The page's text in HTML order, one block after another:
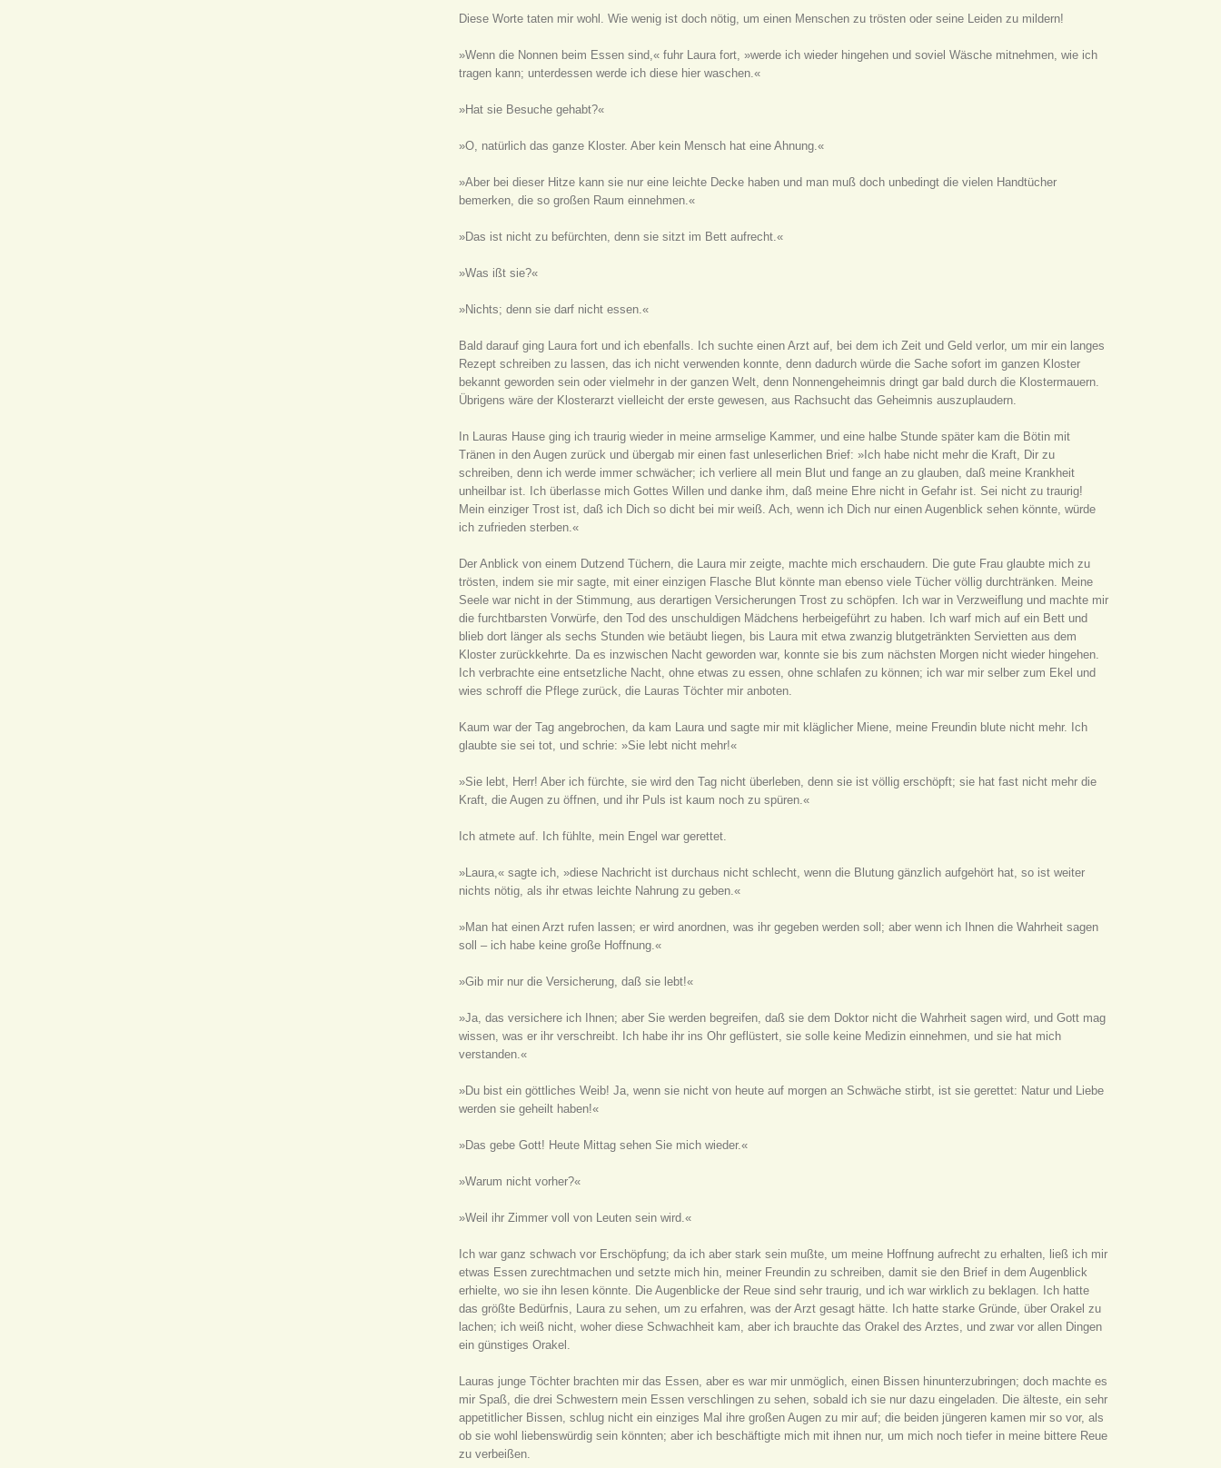
Diese Worte taten mir wohl. Wie wenig ist doch nötig, um einen Menschen zu trösten oder seine Leiden zu mildern!
»Wenn die Nonnen beim Essen sind,« fuhr Laura fort, »werde ich wieder hingehen und soviel Wäsche mitnehmen, wie ich
tragen kann; unterdessen werde ich diese hier waschen.«
»Hat sie Besuche gehabt?«
»O, natürlich das ganze Kloster. Aber kein Mensch hat eine Ahnung.«
»Aber bei dieser Hitze kann sie nur eine leichte Decke haben und man muß doch unbedingt die vielen Handtücher
bemerken, die so großen Raum einnehmen.«
»Das ist nicht zu befürchten, denn sie sitzt im Bett aufrecht.«
»Was ißt sie?«
»Nichts; denn sie darf nicht essen.«
Bald darauf ging Laura fort und ich ebenfalls. Ich suchte einen Arzt auf, bei dem ich Zeit und Geld verlor, um mir ein langes
Rezept schreiben zu lassen, das ich nicht verwenden konnte, denn dadurch würde die Sache sofort im ganzen Kloster
bekannt geworden sein oder vielmehr in der ganzen Welt, denn Nonnengeheimnis dringt gar bald durch die Klostermauern.
Übrigens wäre der Klosterarzt vielleicht der erste gewesen, aus Rachsucht das Geheimnis auszuplaudern.
In Lauras Hause ging ich traurig wieder in meine armselige Kammer, und eine halbe Stunde später kam die Bötin mit
Tränen in den Augen zurück und übergab mir einen fast unleserlichen Brief: »Ich habe nicht mehr die Kraft, Dir zu
schreiben, denn ich werde immer schwächer; ich verliere all mein Blut und fange an zu glauben, daß meine Krankheit
unheilbar ist. Ich überlasse mich Gottes Willen und danke ihm, daß meine Ehre nicht in Gefahr ist. Sei nicht zu traurig!
Mein einziger Trost ist, daß ich Dich so dicht bei mir weiß. Ach, wenn ich Dich nur einen Augenblick sehen könnte, würde
ich zufrieden sterben.«
Der Anblick von einem Dutzend Tüchern, die Laura mir zeigte, machte mich erschaudern. Die gute Frau glaubte mich zu
trösten, indem sie mir sagte, mit einer einzigen Flasche Blut könnte man ebenso viele Tücher völlig durchtränken. Meine
Seele war nicht in der Stimmung, aus derartigen Versicherungen Trost zu schöpfen. Ich war in Verzweiflung und machte mir
die furchtbarsten Vorwürfe, den Tod des unschuldigen Mädchens herbeigeführt zu haben. Ich warf mich auf ein Bett und
blieb dort länger als sechs Stunden wie betäubt liegen, bis Laura mit etwa zwanzig blutgetränkten Servietten aus dem
Kloster zurückkehrte. Da es inzwischen Nacht geworden war, konnte sie bis zum nächsten Morgen nicht wieder hingehen.
Ich verbrachte eine entsetzliche Nacht, ohne etwas zu essen, ohne schlafen zu können; ich war mir selber zum Ekel und
wies schroff die Pflege zurück, die Lauras Töchter mir anboten.
Kaum war der Tag angebrochen, da kam Laura und sagte mir mit kläglicher Miene, meine Freundin blute nicht mehr. Ich
glaubte sie sei tot, und schrie: »Sie lebt nicht mehr!«
»Sie lebt, Herr! Aber ich fürchte, sie wird den Tag nicht überleben, denn sie ist völlig erschöpft; sie hat fast nicht mehr die
Kraft, die Augen zu öffnen, und ihr Puls ist kaum noch zu spüren.«
Ich atmete auf. Ich fühlte, mein Engel war gerettet.
»Laura,« sagte ich, »diese Nachricht ist durchaus nicht schlecht, wenn die Blutung gänzlich aufgehört hat, so ist weiter
nichts nötig, als ihr etwas leichte Nahrung zu geben.«
»Man hat einen Arzt rufen lassen; er wird anordnen, was ihr gegeben werden soll; aber wenn ich Ihnen die Wahrheit sagen
soll – ich habe keine große Hoffnung.«
»Gib mir nur die Versicherung, daß sie lebt!«
»Ja, das versichere ich Ihnen; aber Sie werden begreifen, daß sie dem Doktor nicht die Wahrheit sagen wird, und Gott mag
wissen, was er ihr verschreibt. Ich habe ihr ins Ohr geflüstert, sie solle keine Medizin einnehmen, und sie hat mich
verstanden.«
»Du bist ein göttliches Weib! Ja, wenn sie nicht von heute auf morgen an Schwäche stirbt, ist sie gerettet: Natur und Liebe
werden sie geheilt haben!«
»Das gebe Gott! Heute Mittag sehen Sie mich wieder.«
»Warum nicht vorher?«
»Weil ihr Zimmer voll von Leuten sein wird.«
Ich war ganz schwach vor Erschöpfung; da ich aber stark sein mußte, um meine Hoffnung aufrecht zu erhalten, ließ ich mir
etwas Essen zurechtmachen und setzte mich hin, meiner Freundin zu schreiben, damit sie den Brief in dem Augenblick
erhielte, wo sie ihn lesen könnte. Die Augenblicke der Reue sind sehr traurig, und ich war wirklich zu beklagen. Ich hatte
das größte Bedürfnis, Laura zu sehen, um zu erfahren, was der Arzt gesagt hätte. Ich hatte starke Gründe, über Orakel zu
lachen; ich weiß nicht, woher diese Schwachheit kam, aber ich brauchte das Orakel des Arztes, und zwar vor allen Dingen
ein günstiges Orakel.
Lauras junge Töchter brachten mir das Essen, aber es war mir unmöglich, einen Bissen hinunterzubringen; doch machte es
mir Spaß, die drei Schwestern mein Essen verschlingen zu sehen, sobald ich sie nur dazu eingeladen. Die älteste, ein sehr
appetitlicher Bissen, schlug nicht ein einziges Mal ihre großen Augen zu mir auf; die beiden jüngeren kamen mir so vor, als
ob sie wohl liebenswürdig sein könnten; aber ich beschäftigte mich mit ihnen nur, um mich noch tiefer in meine bittere Reue
zu verbeißen.